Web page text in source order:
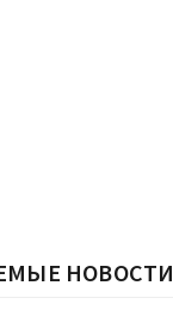
НОВОСТИ